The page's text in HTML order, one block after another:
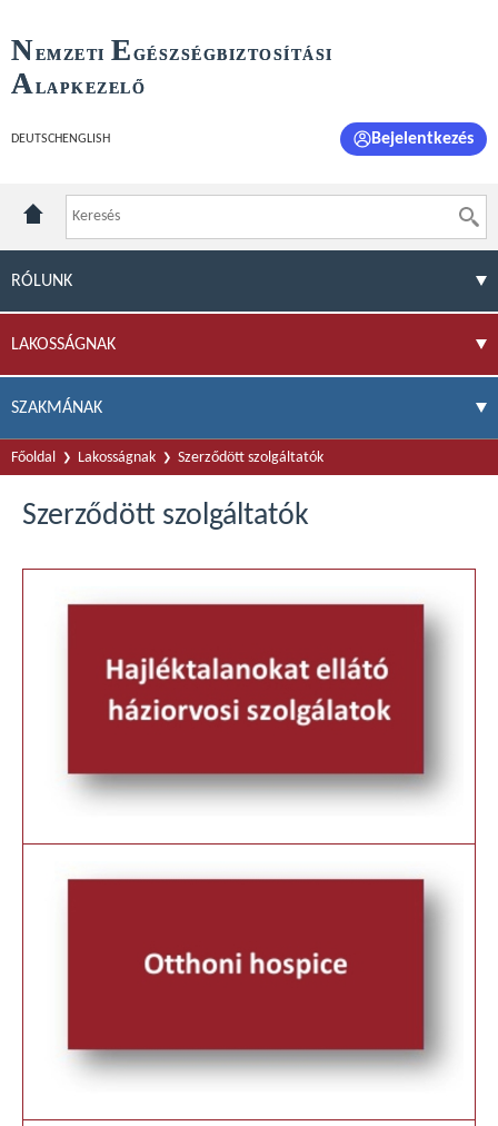
NEMZETI E GÉSZSÉGBIZTOSÍTÁSI
ALAPKEZELŐ
DEUTSCH ENGLISH Bejelentkezés
RÓLUNK
LAKOSSÁGNAK
SZAKMÁNAK
Főoldal Lakosságnak Szerződött szolgáltatók
Szerződött szolgáltatók